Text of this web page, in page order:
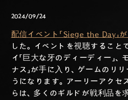
2024/09/24
配信イベント「Siege the Day」
した。イベントを視聴すること
イ「巨大な牙のディーディー」、
ナス」が手に入り、ゲームのリ
うになります。アーリーアク
らは、多くのギルドが戦利品を